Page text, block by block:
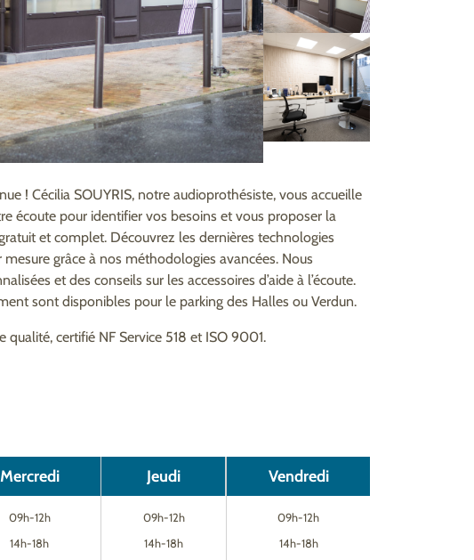
! Cécilia SOUYRIS, notre audioprothésiste, vous accueille
écoute pour identifier vos besoins et vous proposer la
et complet. Découvrez les dernières technologies
grâce à nos méthodologies avancées. Nous
et des conseils sur les accessoires d’aide à l’écoute.
sont disponibles pour le parking des Halles ou Verdun.
qualité, certifié NF Service 518 et ISO 9001.
Mercredi
09h-12h
14h-18h
Jeudi
09h-12h
14h-18h
Vendredi
09h-12h
14h-18h